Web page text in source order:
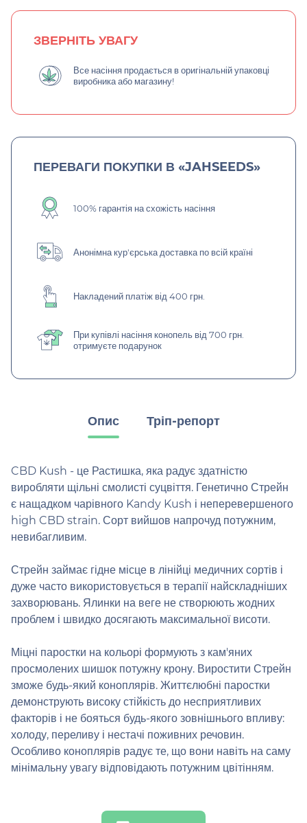
ЗВЕРНІТЬ УВАГУ
Все насіння продається в оригінальній упаковці
виробника або магазину!
ПЕРЕВАГИ ПОКУПКИ В «JAHSEEDS»
100% гарантія на схожість насіння
Анонімна кур'єрська доставка по всій країні
Накладений платіж від 400 грн.
При купівлі насіння конопель від 700 грн.
отримуєте подарунок
Опис Тріп-репорт
CBD Kush - це Растишка, яка радує здатністю
виробляти щільні смолисті суцвіття. Генетично Стрейн
є нащадком чарівного Kandy Kush і неперевершеного
high CBD strain. Сорт вийшов напрочуд потужним,
невибагливим.
Стрейн займає гідне місце в лінійці медичних сортів і
дуже часто використовується в терапії найскладніших
захворювань. Ялинки на веге не створюють жодних
проблем і швидко досягають максимальної висоти.
Міцні паростки на кольорі формують з кам'яних
просмолених шишок потужну крону. Виростити Стрейн
зможе будь-який коноплярів. Життєлюбні паростки
демонструють високу стійкість до несприятливих
факторів і не бояться будь-якого зовнішнього впливу:
холоду, переливу і нестачі поживних речовин.
Особливо коноплярів радує те, що вони навіть на саму
мінімальну увагу відповідають потужним цвітінням.